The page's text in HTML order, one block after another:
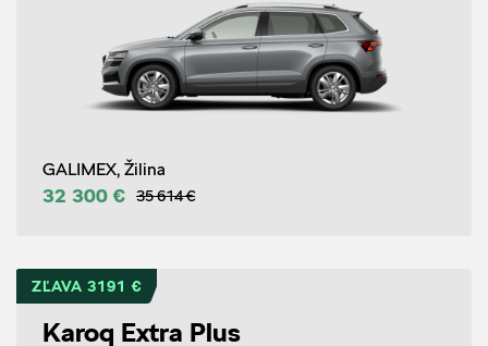
GALIMEX, Žilina
32 300 € 35 614 €
ZĽAVA 3191 €
Karoq Extra Plus